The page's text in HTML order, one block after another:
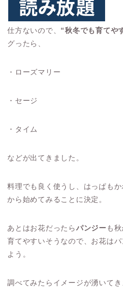
仕方ないので、 “秋冬でも育てや
グったら、
・ローズマリー
・セージ
・タイム
などが出てきました。
料理でも良く使うし、はっぱも
から始めてみることに決定。
あとはお花だったらパンジー も
育てやすいそうなので、お花は
よう。
調べてみたらイメージが湧いてき